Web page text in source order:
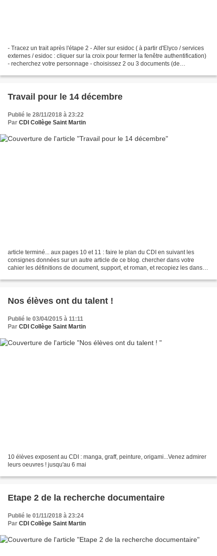
- Tracez un trait après l'étape 2 - Aller sur esidoc ( à partir d'Elyco / services
externes / esidoc : cliquer sur la croix pour fermer la fenêtre authentification)
- recherchez votre personnage - choisissez 2 ou 3 documents (de
Travail pour le 14 décembre
Publié le 28/11/2018 à 23:22
Par CDI Collège Saint Martin
article terminé... aux pages 10 et 11 : faire le plan du CDI en suivant les
consignes données sur un autre article de ce blog. chercher dans votre
cahier les définitions de document, support, et roman, et recopiez les dans le
Nos élèves ont du talent !
Publié le 03/04/2015 à 11:11
Par CDI Collège Saint Martin
10 élèves exposent au CDI : manga, graff, peinture, origami...Venez admirer
leurs oeuvres ! jusqu'au 6 mai
Etape 2 de la recherche documentaire
Publié le 01/11/2018 à 23:24
Par CDI Collège Saint Martin